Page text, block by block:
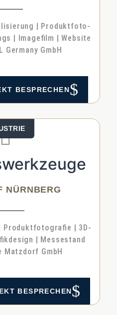
| Pro­dukt­fo­to­
| Image­film | Web­site
Ger­ma­ny GmbH
BESPRE­CHEN$
NÜRNBERG
Pro­dukt­fo­to­gra­fie | 3D-
| Mes­se­stand
Matz­dorf GmbH
BESPRE­CHEN$